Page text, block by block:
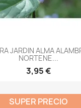
JARDIN ALMA
NORTENE...
3,95 €
SUPER PRECIO